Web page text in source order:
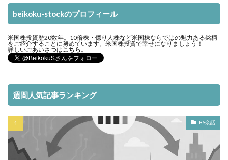
beikoku-stockのプロフィール
米国株投資歴20数年。10倍株・億り人株など米国株ならではの魅力ある銘柄
をご紹介することに努めています。米国株投資で幸せになりましょう！
詳しいごあいさつはこちら 。
週間人気記事ランキング
BS余話